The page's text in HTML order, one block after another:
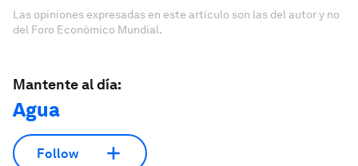
Las opiniones expresadas en este artículo son las del autor y no
del Foro Económico Mundial.
Mantente al día:
Agua
Follow